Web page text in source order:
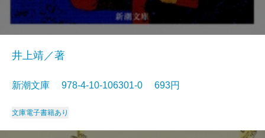
井上靖／著
新潮文庫 978-4-10-106301-0 693円
文庫電子書籍あり